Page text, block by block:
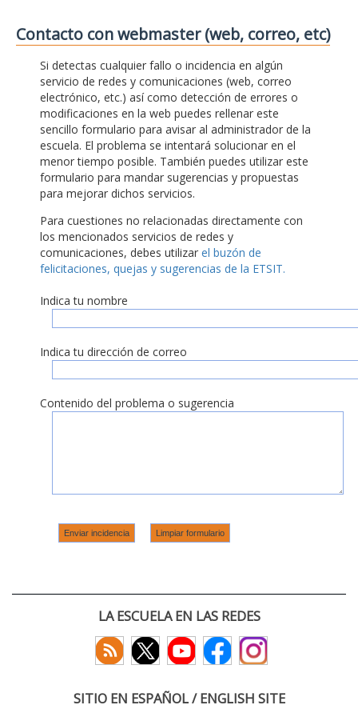
Contacto con webmaster (web, correo, etc)
Si detectas cualquier fallo o incidencia en algún
servicio de redes y comunicaciones (web, correo
electrónico, etc.) así como detección de errores o
modificaciones en la web puedes rellenar este
sencillo formulario para avisar al administrador de la
escuela. El problema se intentará solucionar en el
menor tiempo posible. También puedes utilizar este
formulario para mandar sugerencias y propuestas
para mejorar dichos servicios.
Para cuestiones no relacionadas directamente con
los mencionados servicios de redes y
comunicaciones, debes utilizar el buzón de
felicitaciones, quejas y sugerencias de la ETSIT.
Indica tu nombre
Indica tu dirección de correo
Contenido del problema o sugerencia
LA ESCUELA EN LAS REDES
SITIO EN ESPAÑOL / ENGLISH SITE